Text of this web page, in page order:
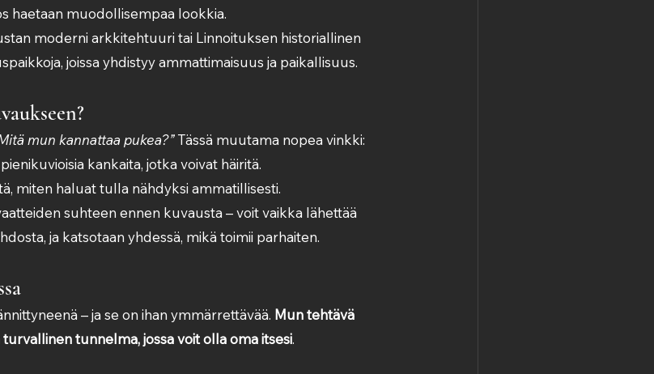
haetaan muodollisempaa lookkia.
moderni arkkitehtuuri tai Linnoituksen historiallinen
joissa yhdistyy ammattimaisuus ja paikallisuus.
mun kannattaa pukea?” Tässä muutama nopea vinkki:
kankaita, jotka voivat häiritä.
miten haluat tulla nähdyksi ammatillisesti.
suhteen ennen kuvausta – voit vaikka lähettää
ja katsotaan yhdessä, mikä toimii parhaiten.
– ja se on ihan ymmärrettävää. Mun tehtävä
tunnelma, jossa voit olla oma itsesi.